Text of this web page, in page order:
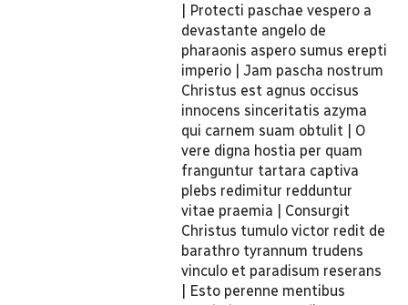
| Protecti paschae vespero a
devastante angelo de
pharaonis aspero sumus erepti
imperio | Jam pascha nostrum
Christus est agnus occisus
innocens sinceritatis azyma
qui carnem suam obtulit | O
vere digna hostia per quam
franguntur tartara captiva
plebs redimitur redduntur
vitae praemia | Consurgit
Christus tumulo victor redit de
barathro tyrannum trudens
vinculo et paradisum reserans
| Esto perenne mentibus